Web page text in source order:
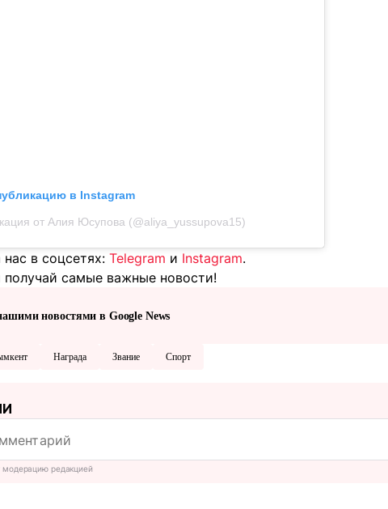
в Instagram
от Алия Юсупова (@aliya_yussupova15)
в соцсетях: Telegram и Instagram.
самые важные новости!
новостями в Google News
Награда Звание Спорт
редакцией